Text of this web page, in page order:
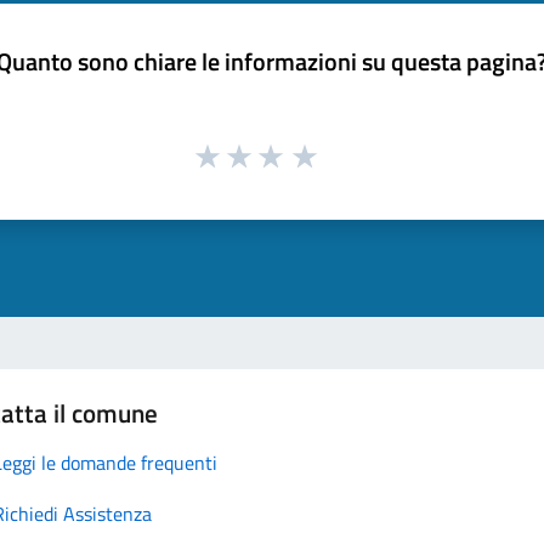
sono chiare le informazioni su questa
il comune
le domande frequenti
Assistenza